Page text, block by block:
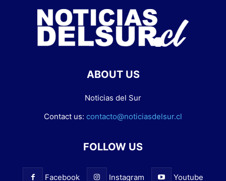
ABOUT US
Noticias del Sur
Contact us: contacto@noticiasdelsur.cl
FOLLOW US
Facebook Instagram Youtube